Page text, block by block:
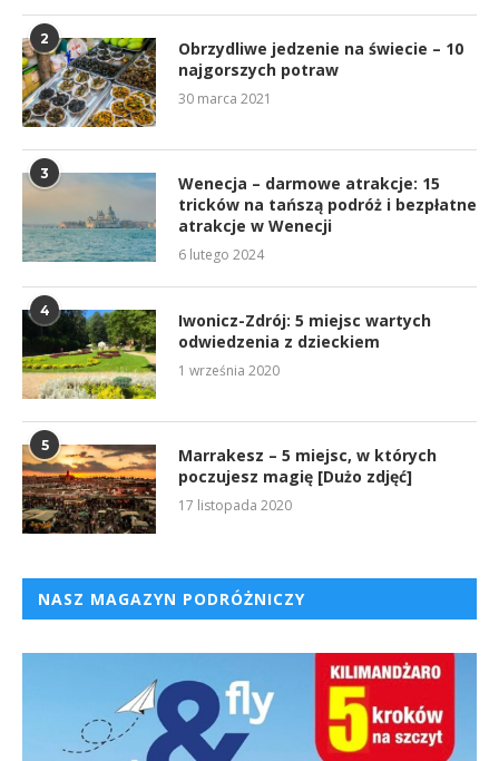
2
Obrzydliwe jedzenie na świecie – 10
najgorszych potraw
30 marca 2021
3
Wenecja – darmowe atrakcje: 15
tricków na tańszą podróż i bezpłatne
atrakcje w Wenecji
6 lutego 2024
4
Iwonicz-Zdrój: 5 miejsc wartych
odwiedzenia z dzieckiem
1 września 2020
5
Marrakesz – 5 miejsc, w których
poczujesz magię [Dużo zdjęć]
17 listopada 2020
NASZ MAGAZYN PODRÓŻNICZY